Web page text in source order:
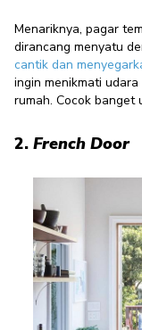
Menariknya, pagar
dirancang menyatu
cantik dan
ingin menikmati
rumah. Cocok banget
2. French Door